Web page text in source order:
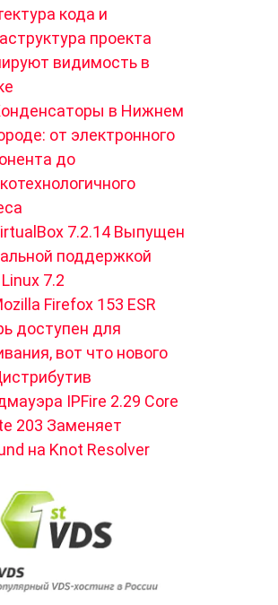
кода и
проекта
видимость в
в Нижнем
от электронного
до
7.2.14 Выпущен
поддержкой
7.2
Firefox 153 ESR
доступен для
вот что нового
IPFire 2.29 Core
203 Заменяет
на Knot Resolver